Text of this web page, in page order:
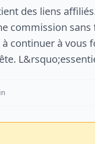
des liens
commission
continuer à